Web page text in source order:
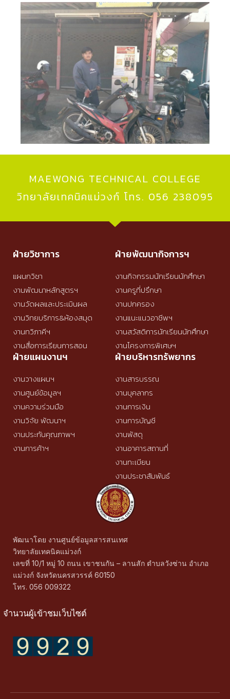
MAEWONG TECHNICAL COLLEGE
วิทยาลัยเทคนิคแม่วงก์ โทร. 056 238095
พัฒนาโดย งานศูนย์ข้อมูลสารสนเทศ
วิทยาลัยเทคนิคแม่วงก์
เลขที่ 10/1 หมู่ 10 ถนน เขาชนกัน – ลานสัก ตำบลวังซ่าน อำเภอ
แม่วงก์ จังหวัดนครสวรรค์ 60150
โทร. 056 009322
จำนวนผู้เข้าชมเว็บไซต์
ฝ่ายบริหารทรัพยากร
งานสารบรรณ
งานบุคลากร
งานการเงิน
งานการบัญชี
งานพัสดุ
งานอาคารสถานที่
งานทะเบียน
งานประชาสัมพันธ์
ฝ่ายแผนงานฯ
งานวางแผนฯ
งานศูนย์ข้อมูลฯ
งานความร่วมมือ
งานวิจัย พัฒนาฯ
งานประกันคุณภาพฯ
งานการค้าฯ
ฝ่ายพัฒนากิจการฯ
งานกิจกรรมนักเรียนนักศึกษา
งานครูที่ปรึกษา
งานปกครอง
งานแนะแนวอาชีพฯ
งานสวัสดิการนักเรียนนักศึกษา
งานโครงการพิเศษฯ
ฝ่ายวิชาการ
แผนกวิชา
งานพัฒนาหลักสูตรฯ
งานวัดผลและประเมินผล
งานวิทยบริการ&ห้องสมุด
งานทวิภาคีฯ
งานสื่อการเรียนการสอน